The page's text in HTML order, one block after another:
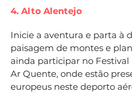
4. Alto Alentejo
Inicie a aventura e parta à
paisagem de montes e
ainda participar no
Ar Quente, onde estão
europeus neste deporto